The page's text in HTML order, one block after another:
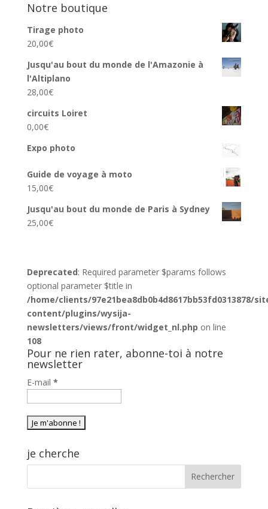
Notre boutique
Tirage photo
20,00€
Jusqu'au bout du monde de l'Amazonie à
l'Altiplano
28,00€
circuits Loiret
0,00€
Expo photo
Guide de voyage à moto
15,00€
Jusqu'au bout du monde de Paris à Sydney
25,00€
Deprecated: Required parameter $params follows
optional parameter $title in
/home/clients/97e21bea8db0b4d8617bb53fd0313878/
content/plugins/wysija-
newsletters/views/front/widget_nl.php on line
108
Pour ne rien rater, abonne-toi à notre
newsletter
E-mail *
je cherche